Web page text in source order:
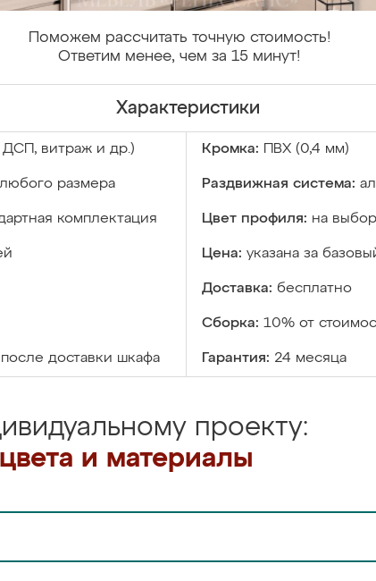
Поможем рассчитать точную стоимость!
Ответим менее, чем за 15 минут!
Характеристики
ДСП, витраж и др.) Кромка: ПВХ (0,4 мм)
размера Раздвижная система:
комплектация Цвет профиля: на выбор
Цена: указана за
Доставка: бесплатно
Сборка: 10% от
доставки шкафа Гарантия: 24 месяца
проекту:
и материалы